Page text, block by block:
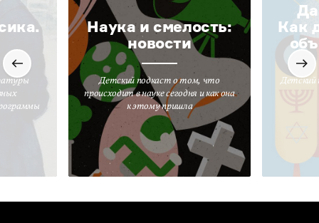
Наука и смелость:
новости
Детский подкаст о том, что
происходит в науке сегодня и как она
к этому пришла
Да
Как
Детский